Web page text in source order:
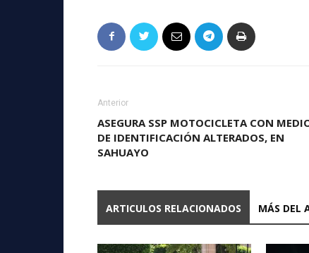
Anterior
ASEGURA SSP MOTOCICLETA CON
DE IDENTIFICACIÓN ALTERADOS, EN
SAHUAYO
ARTICULOS RELACIONADOS MÁS DEL